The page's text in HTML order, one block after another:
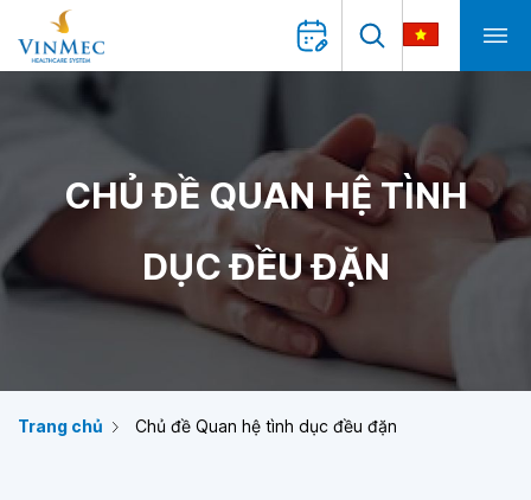
CHỦ ĐỀ QUAN HỆ TÌNH
DỤC ĐỀU ĐẶN
Trang chủ Chủ đề Quan hệ tình dục đều đặn